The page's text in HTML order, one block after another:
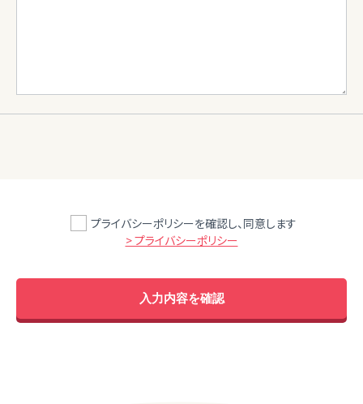
プライバシーポリシーを確認し、同意します
> プライバシーポリシー
入力内容を確認